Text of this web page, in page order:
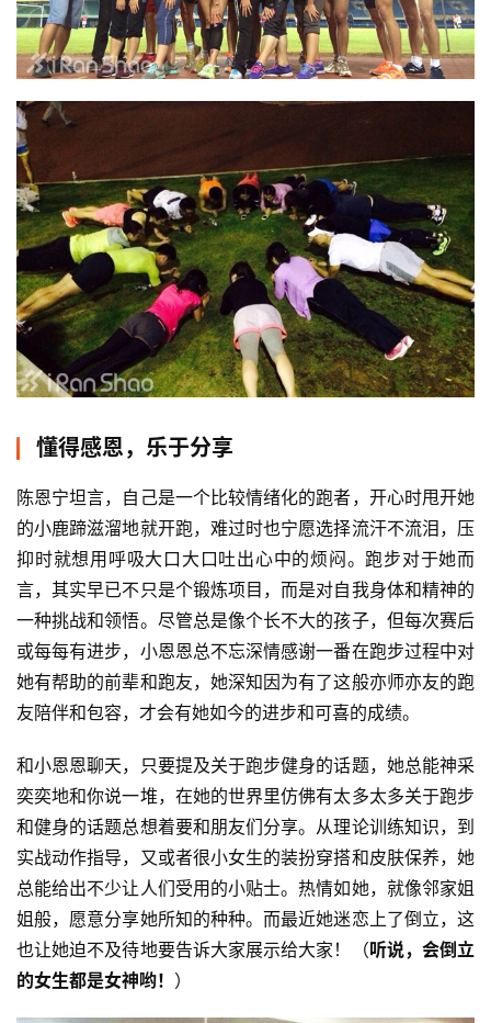
比
观
察
装
训
用
户
精
选
运
动
集
懂得感恩，乐于分享
陈恩宁坦言，自己是一个比较情绪化的跑者，开心时甩开她
的小鹿蹄滋溜地就开跑，难过时也宁愿选择流汗不流泪，压
抑时就想用呼吸大口大口吐出心中的烦闷。跑步对于她而
言，其实早已不只是个锻炼项目，而是对自我身体和精神的
一种挑战和领悟。尽管总是像个长不大的孩子，但每次赛后
或每每有进步，小恩恩总不忘深情感谢一番在跑步过程中对
她有帮助的前辈和跑友，她深知因为有了这般亦师亦友的跑
友陪伴和包容，才会有她如今的进步和可喜的成绩。
和小恩恩聊天，只要提及关于跑步健身的话题，她总能神采
奕奕地和你说一堆，在她的世界里仿佛有太多太多关于跑步
和健身的话题总想着要和朋友们分享。从理论训练知识，到
实战动作指导，又或者很小女生的装扮穿搭和皮肤保养，她
总能给出不少让人们受用的小贴士。热情如她，就像邻家姐
姐般，愿意分享她所知的种种。而最近她迷恋上了倒立，这
也让她迫不及待地要告诉大家展示给大家！（听说，会倒立
的女生都是女神哟！ ）